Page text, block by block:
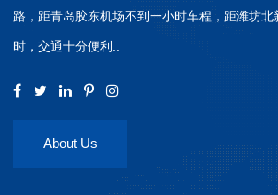
路，距青岛胶东机场不到一小时车程，距潍坊北
时，交通十分便利..
About Us